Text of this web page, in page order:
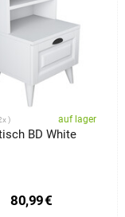
auf lager
BD White
80,99€